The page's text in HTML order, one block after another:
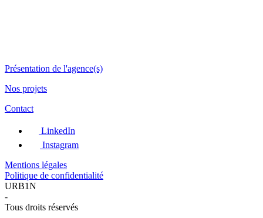
Présentation de l'agence(s)
Nos projets
Contact
LinkedIn
Instagram
Mentions légales
Politique de confidentialité
URB1N
-
Tous droits réservés